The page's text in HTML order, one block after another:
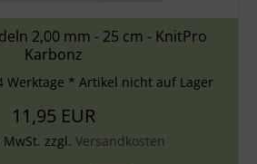
2,00 mm - 25 cm - KnitPro
Karbonz
Werktage * Artikel nicht auf Lager
11,95 EUR
zzgl. Versandkosten